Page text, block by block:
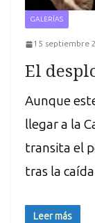
GALERÍAS
15 septiembre
El
Aunque
llegar a la
transita el
tras la
Leer más